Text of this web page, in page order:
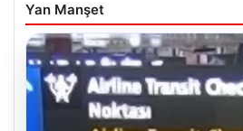
Yan Manşet